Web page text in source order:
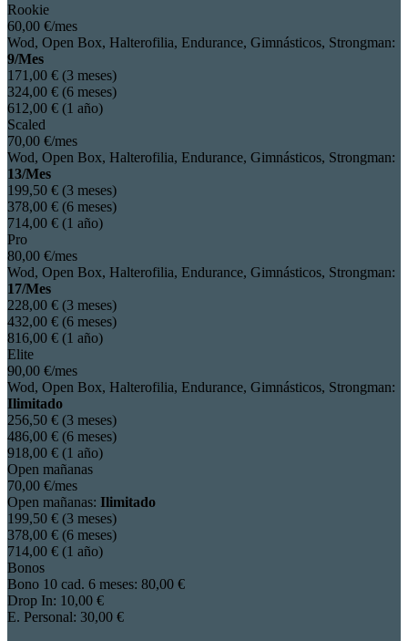
Rookie
60,00 €/mes
Wod, Open Box, Halterofilia, Endurance, Gimnásticos, Strongman:
9/Mes
171 ,00 € (3 meses)
324,00 € (6 meses)
612,00 € (1 año)
Scaled
70,00 €/mes
Wod, Open Box, Halterofilia, Endurance, Gimnásticos, Strongman:
13/Mes
199,50 € (3 meses)
378,00 € (6 meses)
714,00 € (1 año)
Pro
80,00 €/mes
Wod, Open Box, Halterofilia, Endurance, Gimnásticos, Strongman:
17/Mes
228,00 € (3 meses)
432,00 € (6 meses)
816,00 € (1 año)
Elite
90,00 €/mes
Wod, Open Box, Halterofilia, Endurance, Gimnásticos, Strongman:
Ilimitado
256,50 € (3 meses)
486,00 € (6 meses)
918,00 € (1 año)
Open mañanas
70,00 €/mes
Open mañanas: Ilimitado
199,50 € (3 meses)
378,00 € (6 meses)
714,00 € (1 año)
Bonos
Bono 10 cad. 6 meses: 80,00 €
Drop In: 10,00 €
E. Personal: 30,00 €